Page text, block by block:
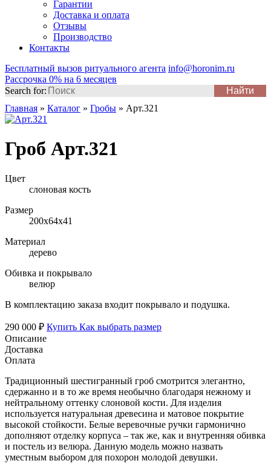
Гарантии
Доставка и оплата
Отзывы
Производство
Контакты
Бесплатный вызов ритуального агента info@horonim.ru
Рассрочка 0% на 6 месяцев
Search for:
Главная » Каталог » Гробы » Арт.321
Гроб Арт.321
Цвет
слоновая кость
Размер
200х64х41
Материал
дерево
Обивка и покрывало
велюр
В комплектацию заказа входит покрывало и подушка.
290 000 ₽ Купить Как выбрать размер
Описание
Доставка
Оплата
Традиционный шестигранный гроб смотрится элегантно,
сдержанно и в то же время необычно благодаря нежному и
нейтральному оттенку слоновой кости. Для изделия
используется натуральная древесина и матовое покрытие
высокой стойкости. Белые веревочные ручки гармонично
дополняют отделку корпуса – так же, как и внутренняя обивка
и постель из велюра. Данную модель можно назвать
уместным выбором для похорон молодой девушки.